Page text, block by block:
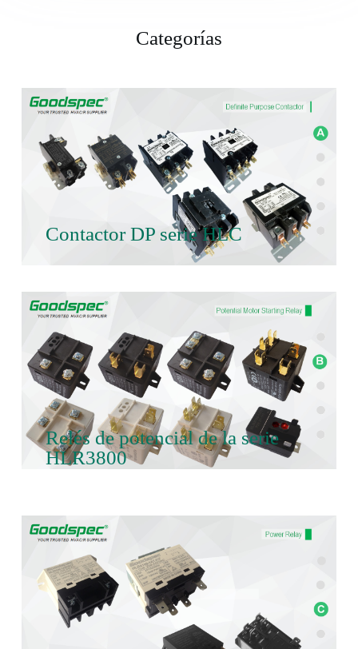
Categorías
Contactor DP serie HLC
Relés de potencial de la serie
HLR3800